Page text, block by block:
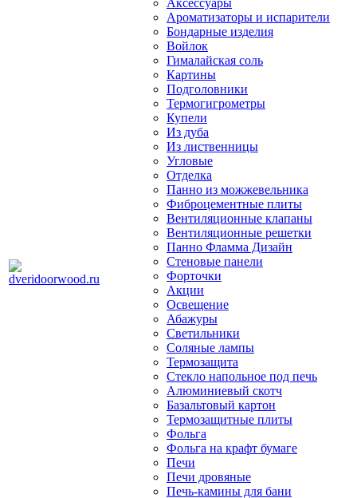
Аксессуары
Ароматизаторы и испарители
Бондарные изделия
Войлок
Гималайская соль
Картины
Подголовники
Термогигрометры
Купели
Из дуба
Из лиственницы
Угловые
Отделка
Панно из можжевельника
Фиброцементные плиты
Вентиляционные клапаны
Вентиляционные решетки
Панно Фламма Дизайн
Стеновые панели
Форточки
Акции
Освещение
Абажуры
Светильники
Соляные лампы
Термозащита
Стекло напольное под печь
Алюминиевый скотч
Базальтовый картон
Термозащитные плиты
Фольга
Фольга на крафт бумаге
Печи
Печи дровяные
Печь-камины для бани